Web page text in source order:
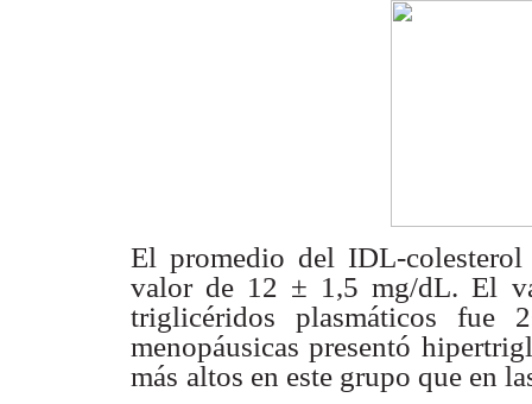
El promedio del IDL-
valor de 12 ± 1,5 mg/dL. El
triglicéridos plasmáticos fue
menopáusicas presentó
más altos en este grupo que en